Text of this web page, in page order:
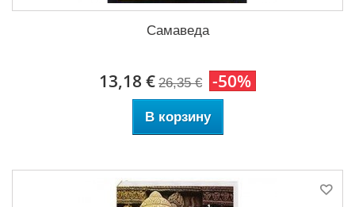
Самаведа
13,18 € 26,35 € -50%
В корзину